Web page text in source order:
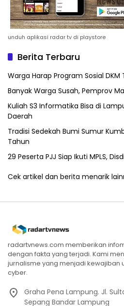
unduh aplikasi radar tv di playstore
Berita Terbaru
Warga Harap Program Sosial
Banyak Warga Susah, Pemprov
Kuliah S3 Informatika Bisa di
Daerah
Tradisi Sedekah Bumi Sumur
Tahun
29 Peserta PJJ Siap Ikuti MPLS,
Cek artikel dan berita menarik
radartvnews.com memberikan
dengan fakta yang terjadi. Kami
jurnalisme yang menjadi kewajiban
cyber.
Graha Pena Lampung. Jl.
Sepang Bandar Lampung